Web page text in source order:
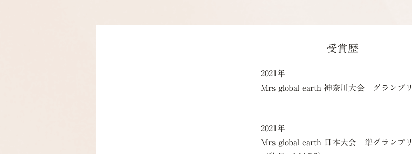
受賞歴
2021年
Mrs global earth 神奈川大会 グランプリ
2021年
Mrs global earth 日本大会 準グランプリ